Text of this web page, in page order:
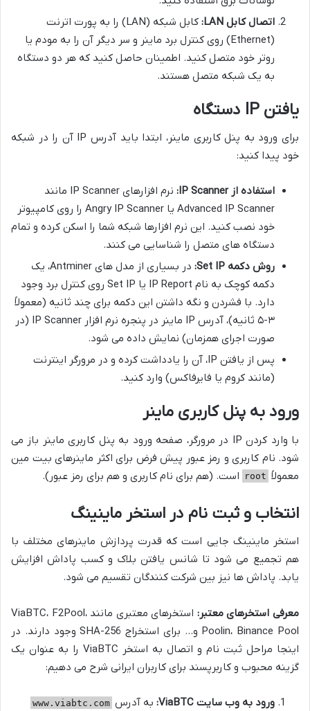
اتصال کابل LAN:
کابل شبکه (LAN) را به پورت اترنت
(Ethernet) روی کنترل برد ماینر و سر دیگر آن را به مودم یا
روتر خود متصل کنید. اطمینان حاصل کنید که هر دو دستگاه
به یک شبکه متصل هستند.
یافتن IP دستگاه
برای ورود به پنل کاربری ماینر، ابتدا باید آدرس IP آن را در شبکه
خود پیدا کنید:
استفاده از IP Scanner:
نرم افزارهای IP Scanner مانند
Advanced IP Scanner یا Angry IP Scanner را روی کامپیوتر
خود نصب کنید. این نرم افزارها شبکه شما را اسکن کرده و تمام
دستگاه های متصل را شناسایی می کنند.
روش دکمه Set IP:
در بسیاری از مدل های Antminer، یک
دکمه کوچک به نام IP Report یا Set IP روی کنترل برد وجود
دارد. با فشردن و نگه داشتن این دکمه برای چند ثانیه (معمولاً
۳-۵ ثانیه)، آدرس IP ماینر در پنجره نرم افزار IP Scanner (در
صورت اجرای همزمان) نمایش داده می شود.
پس از یافتن IP، آن را یادداشت کرده و در مرورگر اینترنت
(مانند کروم یا فایرفاکس) وارد کنید.
ورود به پنل کاربری ماینر
با وارد کردن IP در مرورگر، صفحه ورود به پنل کاربری ماینر باز می
شود. نام کاربری و رمز عبور پیش فرض برای اکثر ماینرهای بیت مین
معمولاً root است. (هم برای نام کاربری و هم برای رمز عبور).
انتخاب و ثبت نام در استخر ماینینگ
استخر ماینینگ جایی است که قدرت پردازش ماینرهای مختلف با
هم تجمیع می شود تا شانس یافتن بلاک و کسب پاداش افزایش
یابد. پاداش ها نیز بین شرکت کنندگان تقسیم می شود.
معرفی استخرهای معتبر:
استخرهای معتبری مانند ViaBTC، F2Pool،
Poolin، Binance Pool و… برای استخراج SHA-256 وجود دارند. در
اینجا مراحل ثبت نام و اتصال به استخر ViaBTC را به عنوان یک
گزینه محبوب و کاربرپسند برای کاربران ایرانی شرح می دهیم:
ورود به وب سایت ViaBTC: به آدرس www.viabtc.com